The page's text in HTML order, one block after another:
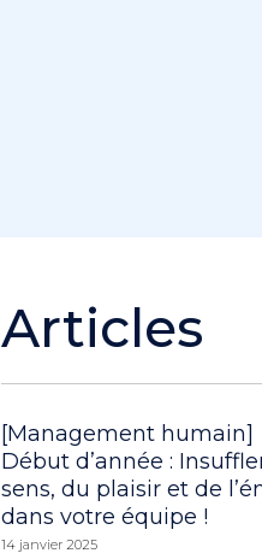
Articles
[Management humain]
Début d’année :
sens, du plaisir et de
dans votre équipe !
14 janvier 2025